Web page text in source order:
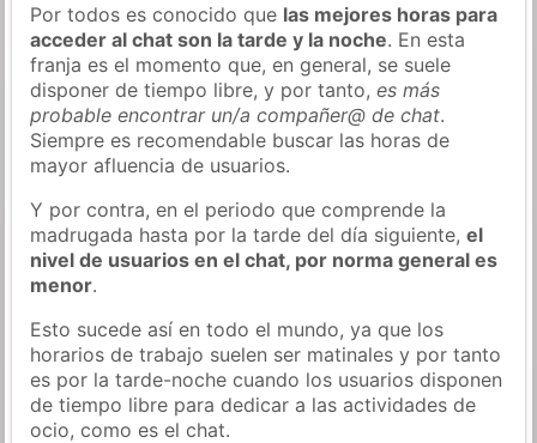
Por todos es conocido que las mejores horas para
acceder al chat son la tarde y la noche. En esta
franja es el momento que, en general, se suele
disponer de tiempo libre, y por tanto,es más
probable encontrar un/a compañer@ de chat.
Siempre es recomendable buscar las horas de
mayor afluencia de usuarios.
Y por contra, en el periodo que comprende la
madrugada hasta por la tarde del día siguiente,el
nivel de usuarios en el chat, por norma general es
menor.
Esto sucede así en todo el mundo, ya que los
horarios de trabajo suelen ser matinales y por tanto
es por la tarde-noche cuando los usuarios disponen
de tiempo libre para dedicar a las actividades de
ocio, como es el chat.